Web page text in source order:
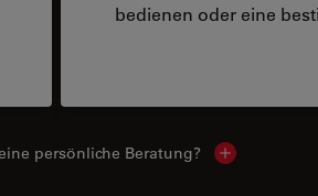
bedienen oder eine
persönliche Beratung? Show local